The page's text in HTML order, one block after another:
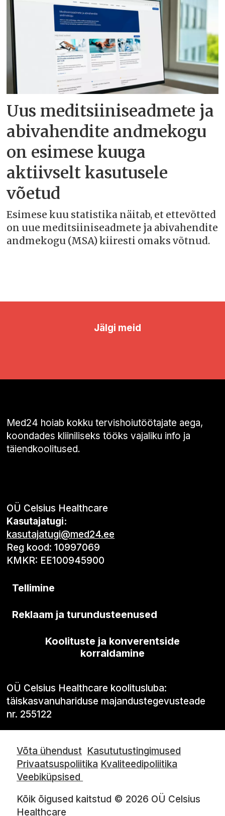
Uus meditsiiniseadmete ja
abivahendite andmekogu
on esimese kuuga
aktiivselt kasutusele
võetud
Esimese kuu statistika näitab, et ettevõtted
on uue meditsiiniseadmete ja abivahendite
andmekogu (MSA) kiiresti omaks võtnud.
Jälgi meid
Med24 hoiab kokku tervishoiutöötajate aega,
koondades kliiniliseks tööks vajaliku info ja
täiendkoolitused.
OÜ Celsius Healthcare
Kasutajatugi:
kasutajatugi@med24.ee
Reg kood: 10997069
KMKR: EE100945900
Tellimine
Reklaam ja turundusteenused
Koolituste ja konverentside
korraldamine
OÜ Celsius Healthcare koolitusluba:
täiskasvanuhariduse majandustegevusteade
nr. 255122
Võta ühendust Kasututustingimused
Privaatsuspoliitika Kvaliteedipoliitika
Veebiküpsised
Kõik õigused kaitstud © 2026 OÜ Celsius
Healthcare